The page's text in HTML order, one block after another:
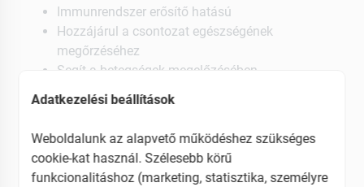
Immunrendszer erősítő hatású
Hozzájárul a csontozat egészségének
megőrzéséhez
Segít a betegségek megelőzésében
EAN: 5999567725677
Adatkezelési beállítások
Weboldalunk az alapvető működéshez szükséges
cookie-kat használ. Szélesebb körű
funkcionalitáshoz (marketing, statisztika, személyre